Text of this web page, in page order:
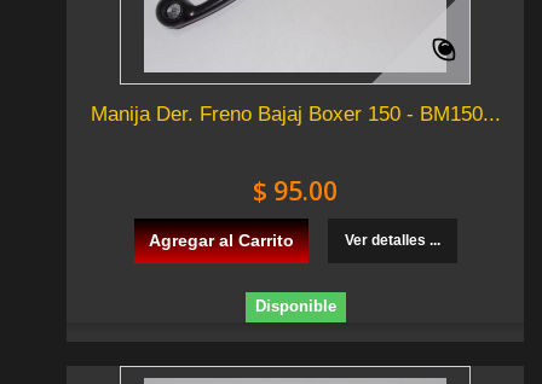
Manija Der. Freno Bajaj Boxer 150 - BM150...
$ 95.00
Agregar al Carrito Ver detalles ...
Disponible